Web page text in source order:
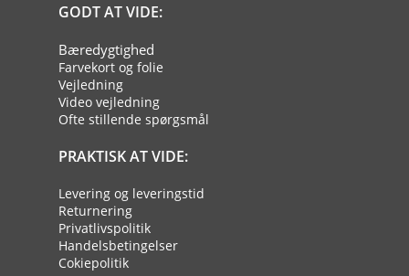
GODT AT VIDE:
Bæredygtighed
Farvekort og folie
Vejledning
Video vejledning
Ofte stillende spørgsmål
PRAKTISK AT VIDE:
Levering og leveringstid
Returnering
Privatlivspolitik
Handelsbetingelser
Cokiepolitik